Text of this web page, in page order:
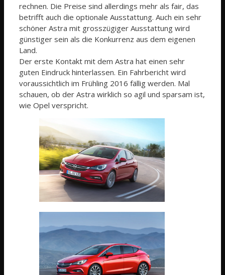
rechnen. Die Preise sind allerdings mehr als fair, das
betrifft auch die optionale Ausstattung. Auch ein sehr
schöner Astra mit grosszügiger Ausstattung wird
günstiger sein als die Konkurrenz aus dem eigenen
Land.
Der erste Kontakt mit dem Astra hat einen sehr
guten Eindruck hinterlassen. Ein Fahrbericht wird
voraussichtlich im Frühling 2016 fällig werden. Mal
schauen, ob der Astra wirklich so agil und sparsam ist,
wie Opel verspricht.